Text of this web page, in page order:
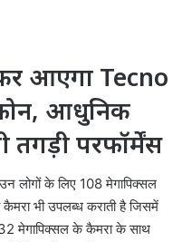
आएगा Tecno
आधुनिक
तगड़ी परफॉर्मेंस
लोगों के लिए 108 मेगापिक्सल
भी उपलब्ध कराती है जिसमें
मेगापिक्सल के कैमरा के साथ